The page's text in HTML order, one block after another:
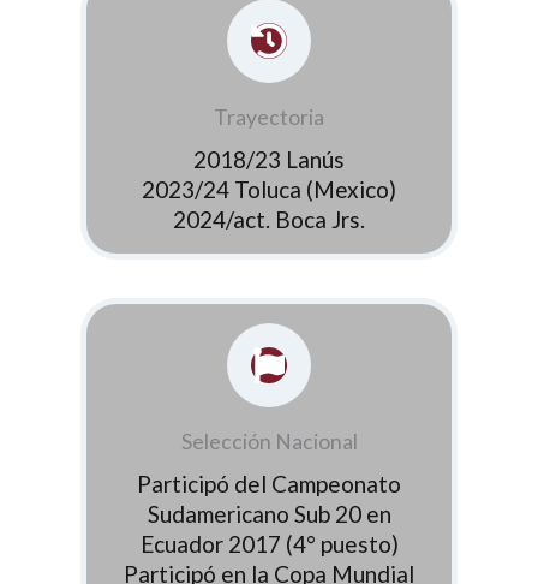
Trayectoria
2018/23 Lanús
2023/24 Toluca (Mexico)
2024/act. Boca Jrs.
Selección Nacional
Participó del Campeonato
Sudamericano Sub 20 en
Ecuador 2017 (4° puesto)
Participó en la Copa Mundial